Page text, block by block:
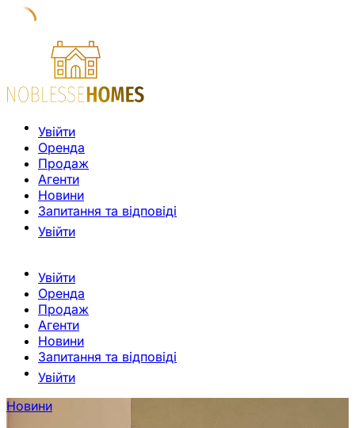
Увійти
Оренда
Продаж
Агенти
Новини
Запитання та відповіді
Увійти
Увійти
Оренда
Продаж
Агенти
Новини
Запитання та відповіді
Увійти
Новини